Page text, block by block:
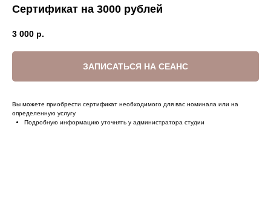
Сертификат на 3000 рублей
3 000 р.
ЗАПИСАТЬСЯ НА СЕАНС
Вы можете приобрести сертификат необходимого для вас номинала или на
определенную услугу
Подробную информацию уточнять у администратора студии